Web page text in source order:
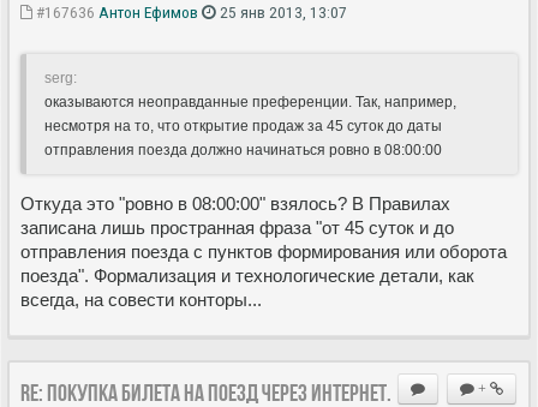
#167636 Антон Ефимов 25 янв 2013, 13:07
serg:
оказываются неоправданные преференции. Так, например,
несмотря на то, что открытие продаж за 45 суток до даты
отправления поезда должно начинаться ровно в 08:00:00
Откуда это "ровно в 08:00:00" взялось? В Правилах
записана лишь пространная фраза "от 45 суток и до
отправления поезда с пунктов формирования или оборота
поезда". Формализация и технологические детали, как
всегда, на совести конторы...
+
Re: Покупка билета на поезд через Интернет.